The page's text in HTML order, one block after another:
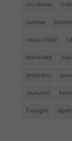
crucifixion
Genèse
Jésus-Christ
Notre Père
prophetes
royaume
Évangile